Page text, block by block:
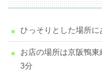
ひっそりとした場所
お店の場所は京阪鴨
3分